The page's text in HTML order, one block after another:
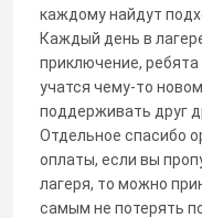
каждому найдут
Каждый день в
приключение,
учатся чему-то
поддерживать друг
Отдельное спасибо
оплаты, если вы
лагеря, то можно
самым не потерять